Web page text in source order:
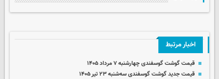
اخبار مرتبط
قیمت گوشت گوسفندی چهارشنبه ۷ مرداد ۱۴۰۵
قیمت جدید گوشت گوسفندی سه‌شنبه ۲۳ تیر ۱۴۰۵